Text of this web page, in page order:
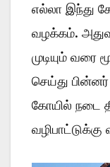
எல்லா இந்து
வழக்கம்.
முடியும் வரை
செய்து பின்னர்
கோயில் நடை